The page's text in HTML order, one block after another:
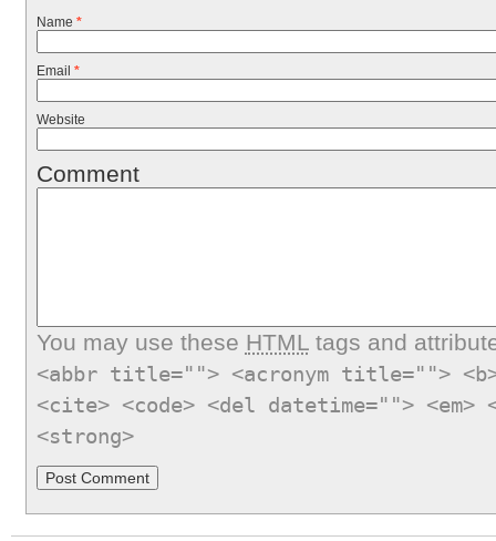
Name *
Email *
Website
Comment
You may use these HTMLtags and
<abbr title=""> <acronym title="">
<cite> <code> <del datetime="">
<strong>